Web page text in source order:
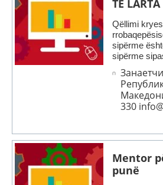
TË LARTA
Qëllimi
sipërme
sipërme
330
Mentor
punë